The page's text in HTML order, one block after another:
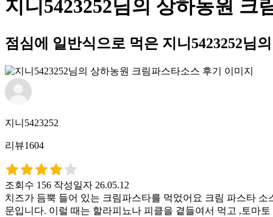
지니5423252님의 상하농원 크
점심에 일반식으로 먹은 지니5423252님
지니5423252
리뷰1604
조회수 156 작성일자 26.05.12
치즈가 듬뿍 들어 있는 크림파스타를 먹었어요 크림 파스타
문입니다. 이럴 때는 할라피뇨나 피클을 곁들여서 먹고 ,토마